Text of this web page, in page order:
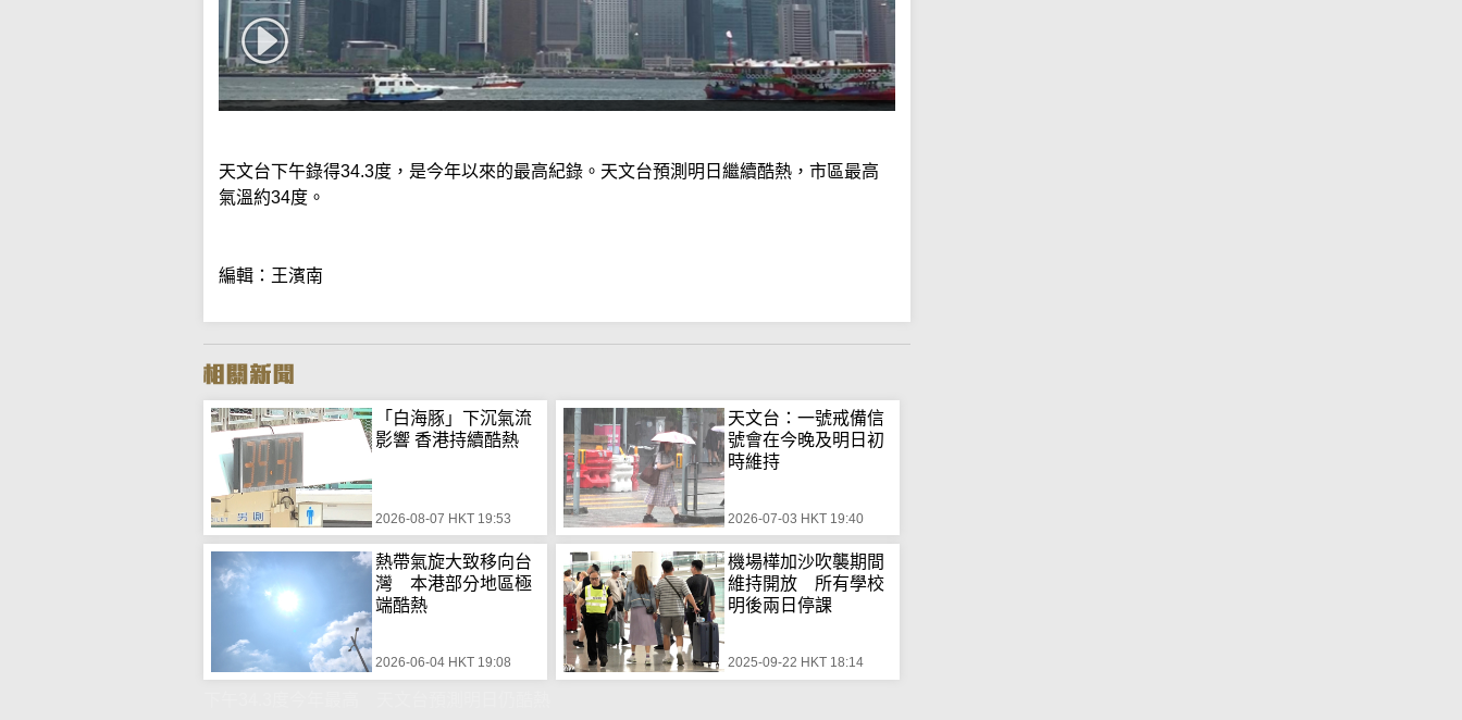
天文台下午錄得34.3度，是今年以來的最高紀錄。天文台預測明日繼續酷熱，市區最高
氣溫約34度。
編輯：王濱南
「白海豚」下沉氣流
影響 香港持續酷熱
2026-08-07 HKT 19:53
天文台：一號戒備信
號會在今晚及明日初
時維持
2026-07-03 HKT 19:40
熱帶氣旋大致移向台
灣 本港部分地區極
端酷熱
2026-06-04 HKT 19:08
機場樺加沙吹襲期間
維持開放 所有學校
明後兩日停課
2025-09-22 HKT 18:14